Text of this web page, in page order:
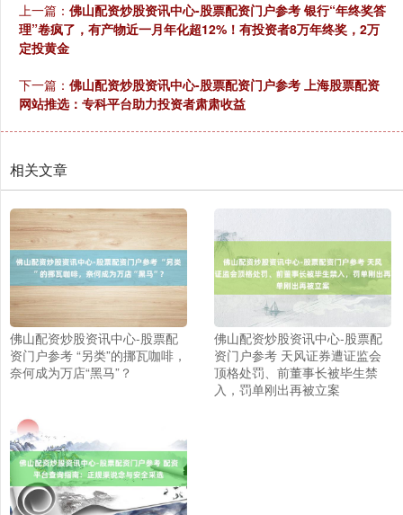
上一篇： 佛山配资炒股资讯中心-股票配资门户参考 银行“年终奖答
理”卷疯了，有产物近一月年化超12%！有投资者8万年终奖，2万
定投黄金
下一篇： 佛山配资炒股资讯中心-股票配资门户参考 上海股票配资
网站推选：专科平台助力投资者肃肃收益
相关文章
佛山配资炒股资讯中心-股票配
资门户参考 “另类”的挪瓦咖啡，
奈何成为万店“黑马”？
佛山配资炒股资讯中心-股票配
资门户参考 天风证券遭证监会
顶格处罚、前董事长被毕生禁
入，罚单刚出再被立案